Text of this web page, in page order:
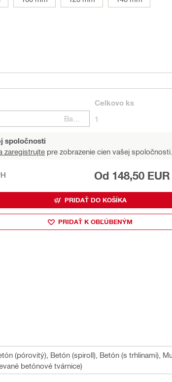
Celkovo ks
1
spoločnosti
zaregistrujte pre zobrazenie cien vašej spoločnosti.
Od 148,50 EUR
PRIDAŤ DO KOŠÍKA
PRIDAŤ K OBĽÚBENÝM
(pórovitý), Betón (spiroll), Betón (s trhlinami),
betónové tvárnice)